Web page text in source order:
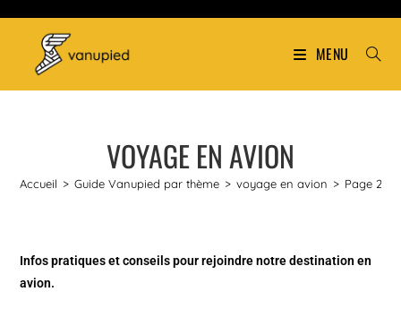
MENU
VOYAGE EN AVION
Accueil > Guide Vanupied par thème > voyage en avion > Page 2
Infos pratiques et conseils pour rejoindre notre destination en
avion.